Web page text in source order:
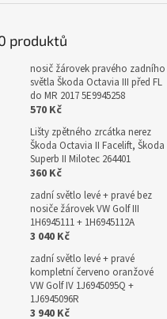
produktů
nosič žárovek pravého zadního
světla Škoda Octavia III před FL
do MR 2017 5E9945258
570 Kč
Lišty zpětného zrcátka nerez
Škoda Octavia II Facelift, Škoda
Superb II Milotec 264401
360 Kč
zadní světlo levé + pravé bez
nosiče žárovek VW Golf III
1H6945111 + 1H6945112A
3 040 Kč
zadní světlo levé + pravé
kompletní červeno oranžové
VW Golf IV 1J6945095Q +
1J6945096R
3 940 Kč